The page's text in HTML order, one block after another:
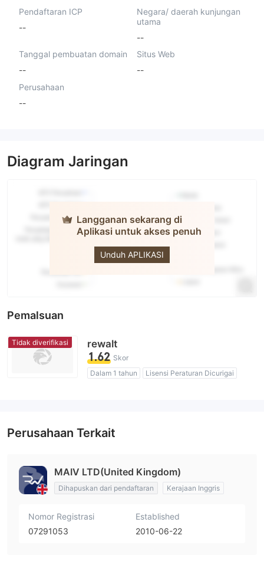
Pendaftaran ICP
--
Negara/ daerah kunjungan
utama
--
Tanggal pembuatan domain
--
Situs Web
--
Perusahaan
--
Diagram Jaringan
Langganan sekarang di
Aplikasi untuk akses penuh
Unduh APLIKASI
ROCK-
Pemalsuan
Tidak diverifikasi rewalt
1.62 Skor
Dalam 1 tahun
Lisensi Peraturan Dicurigai
Perusahaan Terkait
MAIV LTD(United Kingdom)
Dihapuskan dari pendaftaran Kerajaan Inggris
Nomor Registrasi
07291053
Established
2010-06-22